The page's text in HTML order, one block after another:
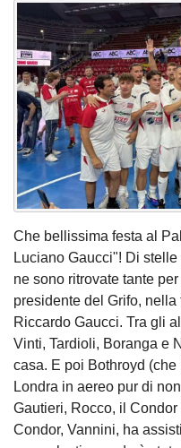
Che bellissima festa al
Luciano Gaucci"! Di
ne sono ritrovate tante
presidente del Grifo,
Riccardo Gaucci. Tra gli
Vinti, Tardioli, Boranga e
casa. E poi Bothroyd
Londra in aereo pur di
Gautieri, Rocco, il
Condor, Vannini, ha